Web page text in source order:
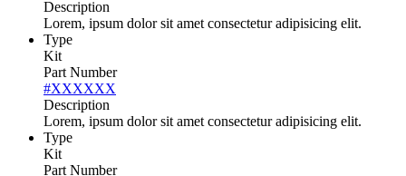
Description
Lorem, ipsum dolor sit amet consectetur adipisicing elit.
Type
Kit
Part Number
#XXXXXX
Description
Lorem, ipsum dolor sit amet consectetur adipisicing elit.
Type
Kit
Part Number